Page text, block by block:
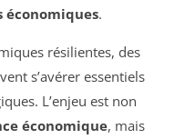
économiques.
résilientes, des
s’avérer essentiels
L’enjeu est non
économique, mais